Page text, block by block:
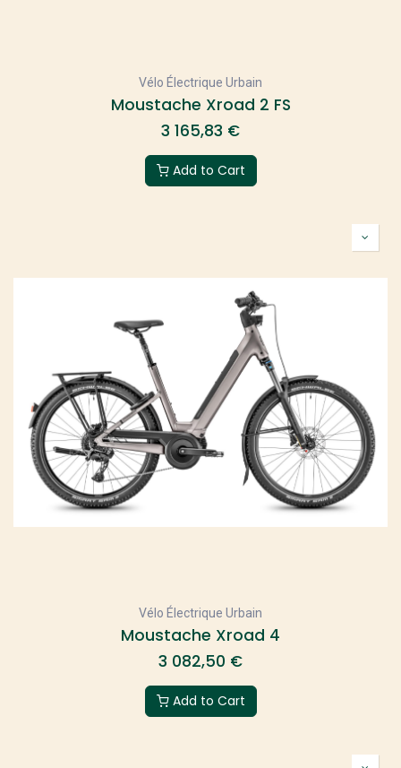
Vélo Électrique Urbain
Moustache Xroad 2 FS
3 165,83 €
Add to Cart
Vélo Électrique Urbain
Moustache Xroad 4
3 082,50 €
Add to Cart